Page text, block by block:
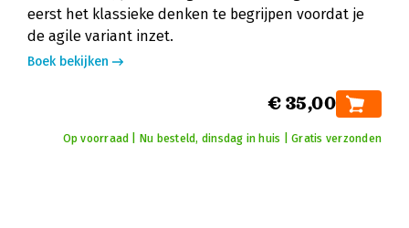
eerst het klassieke denken te begrijpen voordat je
de agile variant inzet.
Boek bekijken
€ 35,00
Op voorraad | Nu besteld, dinsdag in huis | Gratis verzonden